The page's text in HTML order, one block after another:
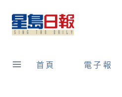
content
首頁 電子報